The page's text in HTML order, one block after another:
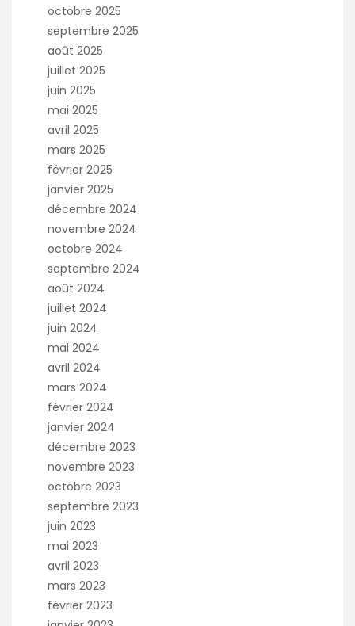
octobre 2025
septembre 2025
août 2025
juillet 2025
juin 2025
mai 2025
avril 2025
mars 2025
février 2025
janvier 2025
décembre 2024
novembre 2024
octobre 2024
septembre 2024
août 2024
juillet 2024
juin 2024
mai 2024
avril 2024
mars 2024
février 2024
janvier 2024
décembre 2023
novembre 2023
octobre 2023
septembre 2023
juin 2023
mai 2023
avril 2023
mars 2023
février 2023